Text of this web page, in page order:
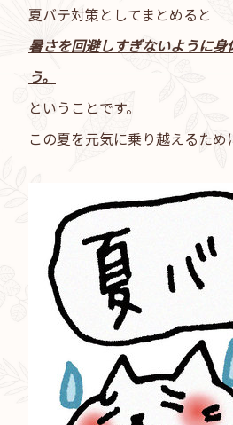
夏バテ対策としてまとめると
暑さを回避しすぎないように
う。
ということです。
この夏を元気に乗り越えるた